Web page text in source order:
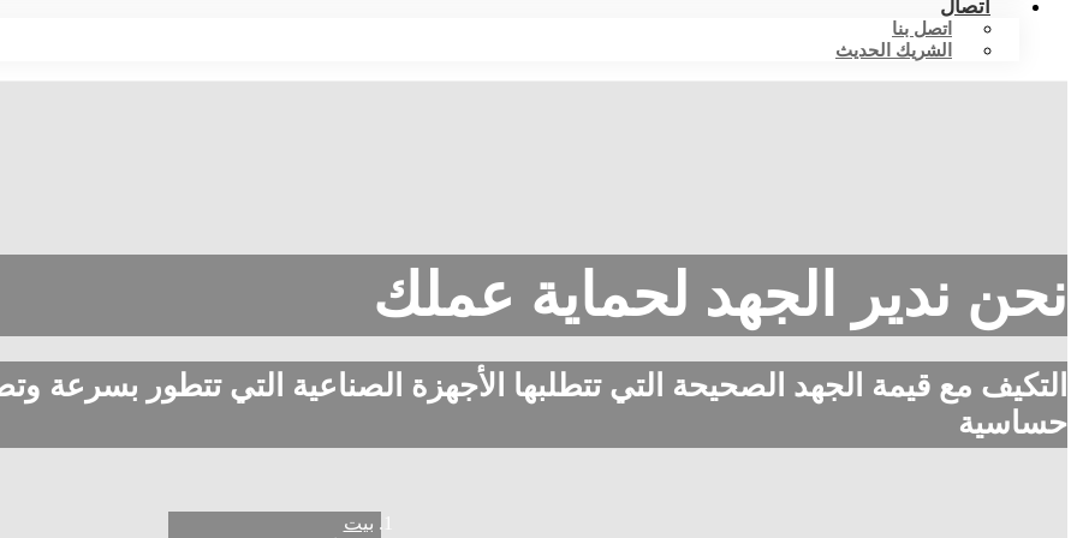
اتصال
اتصل بنا
الشريك الحديث
نحن ندير الجهد لحماية عملك
التكيف مع قيمة الجهد الصحيحة التي تتطلبها الأجهزة الصناعية التي تتطور بسرعة
حساسية
بيت